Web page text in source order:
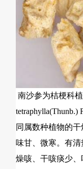
南沙参为桔梗科
同属数种植物的
味甘、微寒。有
燥咳、干咳痰少、